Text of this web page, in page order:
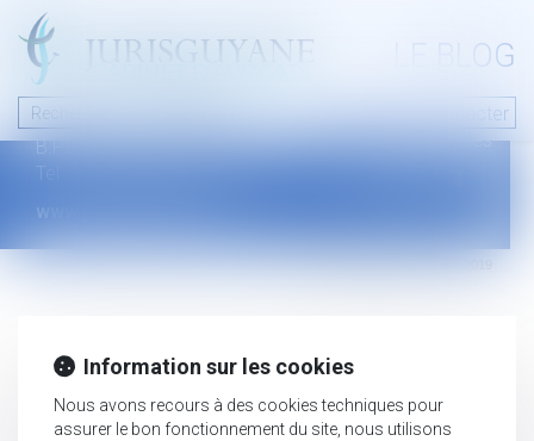
LE BLOG
Nous contacter
46 avenue de la liberté
B.P.315 - 97327 Cayenne Cedex
Tel : +594 594 29 45 35
www.jurisguyane.com
Mentions légales
Information sur les cookies
Nous avons recours à des cookies techniques pour
assurer le bon fonctionnement du site, nous utilisons